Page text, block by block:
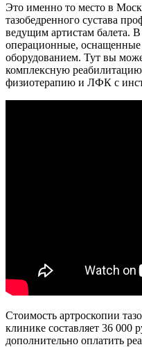
Это именно то место в
тазобедренного сустава
ведущим артистам балета.
операционные,
оборудованием. Тут вы
комплексную
физиотерапию и ЛФК с
Стоимость артроскопии
клинике составляет 36 000
дополнительно оплатить